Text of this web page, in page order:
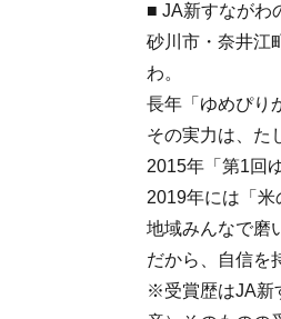
■ JA新すながわ
砂川市・奈井江
わ。
長年「ゆめぴり
その実力は、た
2015年「第1回
2019年には「米
地域みんなで磨
だから、自信を
※受賞歴はJA新